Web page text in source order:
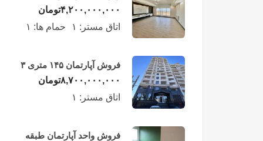
ساحلی/فریدونکنار
۴,۲۰۰,۰۰۰,۰۰۰تومان
اتاق مستر: ۱ حمام ها: ۱
فروش آپارتمان ۱۴۵ متری ۳
خوابه در فریدونکنار
۸,۷۰۰,۰۰۰,۰۰۰تومان
اتاق مستر: ۱
فروش واحد آپارتمان طبقه